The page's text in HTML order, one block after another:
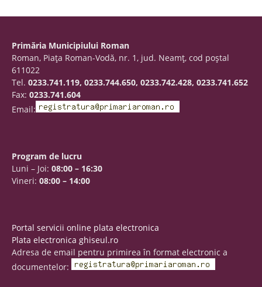
Primăria Municipiului Roman
Roman, Piaţa Roman-Vodă, nr. 1, jud. Neamţ, cod poştal
611022
Tel. 0233.741.119, 0233.744.650, 0233.742.428, 0233.741.652
Fax: 0233.741.604
Email:
Program de lucru
Luni – Joi: 08:00 – 16:30
Vineri: 08:00 – 14:00
Portal servicii online plata electronica
Plata electronica ghiseul.ro
Adresa de email pentru primirea în format electronic a
documentelor: